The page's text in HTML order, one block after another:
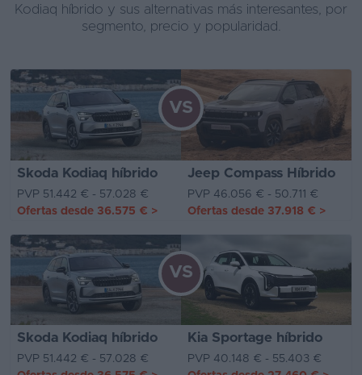
Kodiaq híbrido y sus alternativas más interesantes, por
segmento, precio y popularidad.
Skoda Kodiaq híbrido Jeep Compass Híbrido
VS
PVP 51.442 € - 57.028 €
PVP 46.056 € - 50.711 €
Ofertas desde 36.575 € > Ofertas desde 37.918 € >
Skoda Kodiaq híbrido Kia Sportage híbrido
VS
PVP 51.442 € - 57.028 €
PVP 40.148 € - 55.403 €